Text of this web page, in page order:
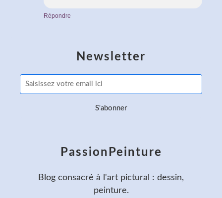
Répondre
Newsletter
PassionPeinture
Blog consacré à l'art pictural : dessin,
peinture.